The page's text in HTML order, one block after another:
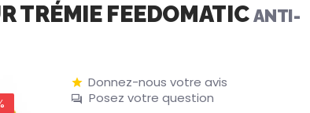
TRÉMIE FEEDOMATICANTI-
Donnez-nous votre avis
Posez votre question